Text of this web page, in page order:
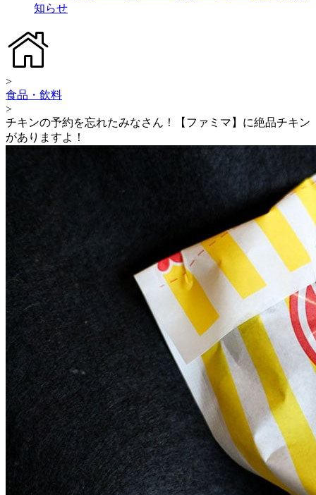
知らせ
>
食品・飲料
>
チキンの予約を忘れたみなさん！【ファミマ】に絶品チキン
がありますよ！